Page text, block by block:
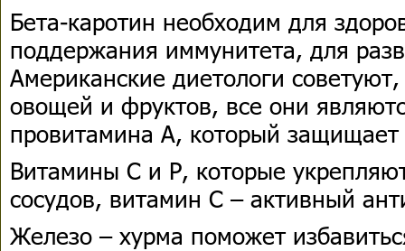
Бета-каротин необходим для
поддержания иммунитета, для
Американские диетологи
овощей и фруктов, все они
провитамина A, который защищает
Витамины С и Р, которые
сосудов, витамин C – активный
Железо – хурма поможет